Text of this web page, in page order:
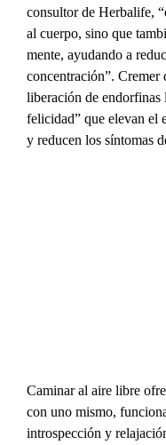
consultor de Herbalife,
al cuerpo, sino que
mente, ayudando a
concentración”. Cremer
liberación de endorfinas
felicidad” que elevan el
y reducen los síntomas
Caminar al aire libre
con uno mismo,
introspección y